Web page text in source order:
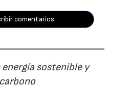
comentarios
sostenible y